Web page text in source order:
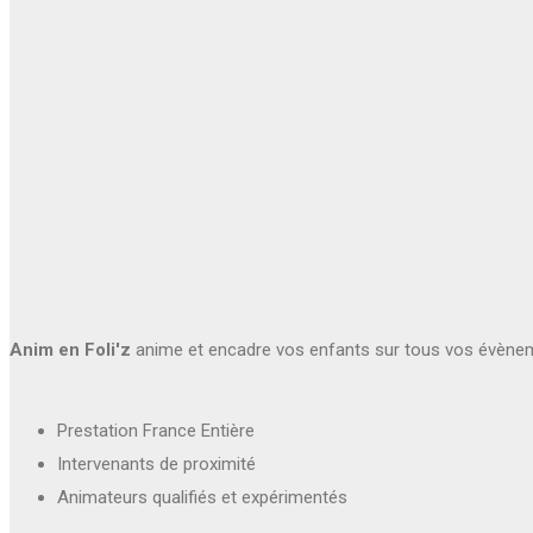
Anim en Foli'z anime et encadre vos enfants sur tous vos
Prestation France Entière
Intervenants de proximité
Animateurs qualifiés et expérimentés